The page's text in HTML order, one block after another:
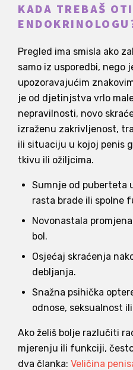
KADA TREBAŠ
Pregled ima smisla ako
samo iz usporedbi, nego
upozoravajućim
je od djetinjstva vrlo
nepravilnosti, novo
izraženu zakrivljenost,
ili situaciju u kojoj penis
tkivu ili ožiljcima.
Sumnje od puberteta
rasta brade ili spolne
Novonastala
bol.
Osjećaj skraćenja
debljanja.
Snažna psihička
odnose, seksualnost
Ako želiš bolje razlučiti
mjerenju ili funkciji,
dva članka: Veličina